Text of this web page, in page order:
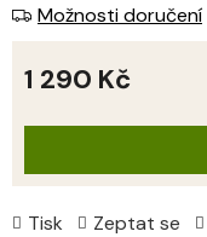
Tisk Zeptat se
Možnosti doručení
1 290 Kč